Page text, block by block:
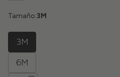
Tamaño:3M
3M
6M